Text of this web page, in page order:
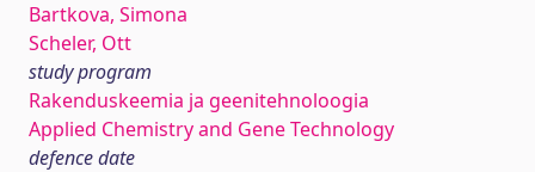
Bartkova, Simona
Scheler, Ott
study program
Rakenduskeemia ja geenitehnoloogia
Applied Chemistry and Gene Technology
defence date